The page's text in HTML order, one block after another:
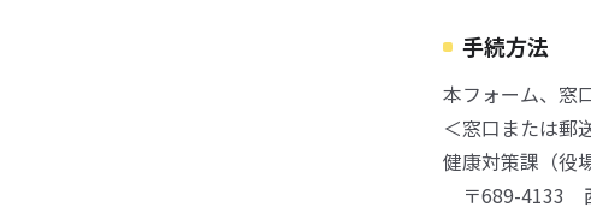
手続方法
本フォーム、窓
＜窓口または郵
健康対策課（役
〒689-4133